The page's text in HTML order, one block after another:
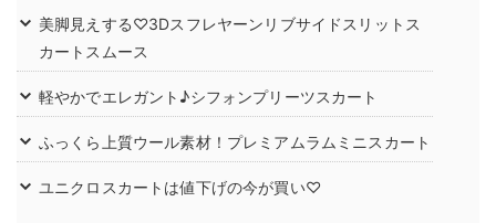
美脚見えする♡3Dスフレヤーンリブサイドスリットス
カートスムース
軽やかでエレガント♪シフォンプリーツスカート
ふっくら上質ウール素材！プレミアムラムミニスカート
ユニクロスカートは値下げの今が買い♡